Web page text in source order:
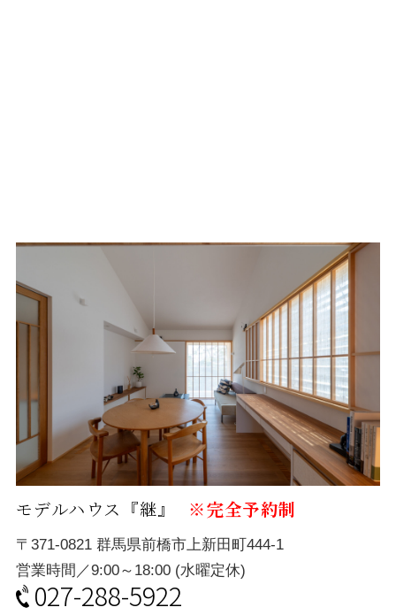
モデルハウス『継』 ※完全予約制
〒371-0821 群馬県前橋市上新田町444-1
営業時間／9:00～18:00 (水曜定休)
027-288-5922